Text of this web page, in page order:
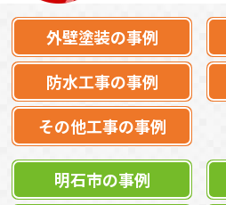
外壁塗装の事例
防水工事の事例
その他工事の事例
明石市の事例